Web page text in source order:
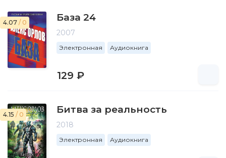
4.07 / 0 База 24
2007
Электронная Аудиокнига
129 ₽
4.15 / 0 Битва за реальность
2018
Электронная Аудиокнига